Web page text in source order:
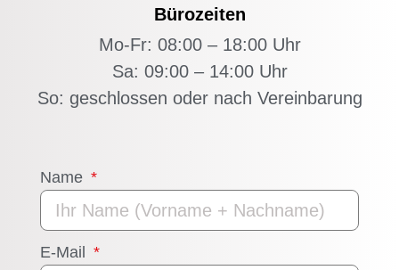
Bürozeiten
Mo-Fr: 08:00 – 18:00 Uhr
Sa: 09:00 – 14:00 Uhr
So: geschlossen oder nach Vereinbarung
Name
E-Mail